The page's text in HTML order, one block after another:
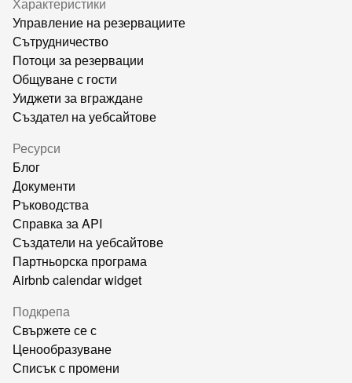
Управление на резервациите
Сътрудничество
Потоци за резервации
Общуване с гости
Уиджети за вграждане
Създател на уебсайтове
Ресурси
Блог
Документи
Ръководства
Справка за API
Създатели на уебсайтове
Партньорска програма
Airbnb calendar widget
Подкрепа
Свържете се с
Ценообразуване
Списък с промени